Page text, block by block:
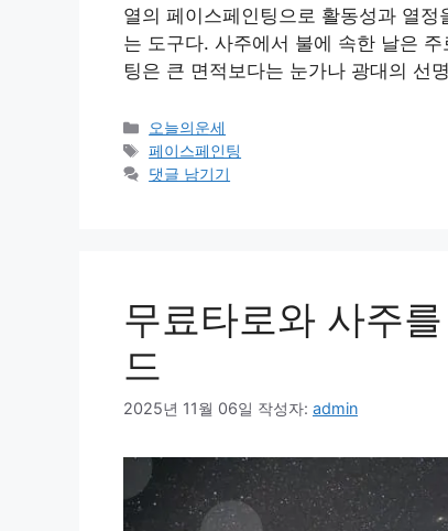
열의 페이스페인팅으로 활동성과 열
는 도구다. 사주에서 불에 속한 날은
팅은 큰 면적보다는 눈가나 광대의 선
카
테
고
오늘의운세
태
그
페이스페인팅
댓글 남기기
무료타로와 사주
드
2025년 11월 06일 작성자: admin